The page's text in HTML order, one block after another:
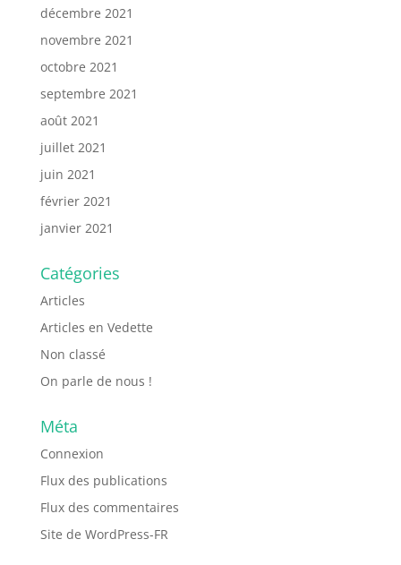
décembre 2021
novembre 2021
octobre 2021
septembre 2021
août 2021
juillet 2021
juin 2021
février 2021
janvier 2021
Catégories
Articles
Articles en Vedette
Non classé
On parle de nous !
Méta
Connexion
Flux des publications
Flux des commentaires
Site de WordPress-FR